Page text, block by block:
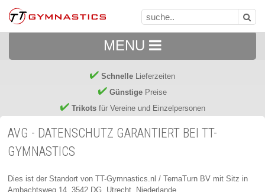
MENU
Schnelle Lieferzeiten
Günstige Preise
Trikotsfür Vereine und Einzelpersonen
AVG - DATENSCHUTZ GARANTIERT BEI TT-
GYMNASTICS
Dies ist der Standort von TT-Gymnastics.nl / TemaTurn BV mit Sitz in
Ambachtsweg 14, 3542 DG, Utrecht, Niederlande.